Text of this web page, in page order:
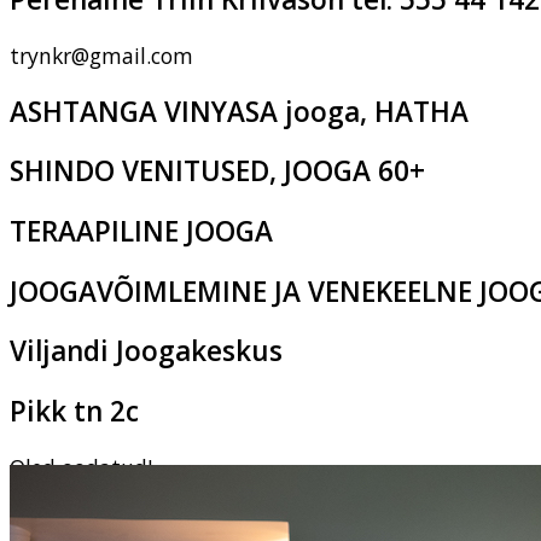
trynkr@gmail.com
ASHTANGA VINYASA jooga, HATHA
SHINDO VENITUSED, JOOGA 60+
TERAAPILINE JOOGA
JOOGAVÕIMLEMINE JA VENEKEELNE
Viljandi Joogakeskus
Pikk tn 2c
Oled oodatud!
‹ ›